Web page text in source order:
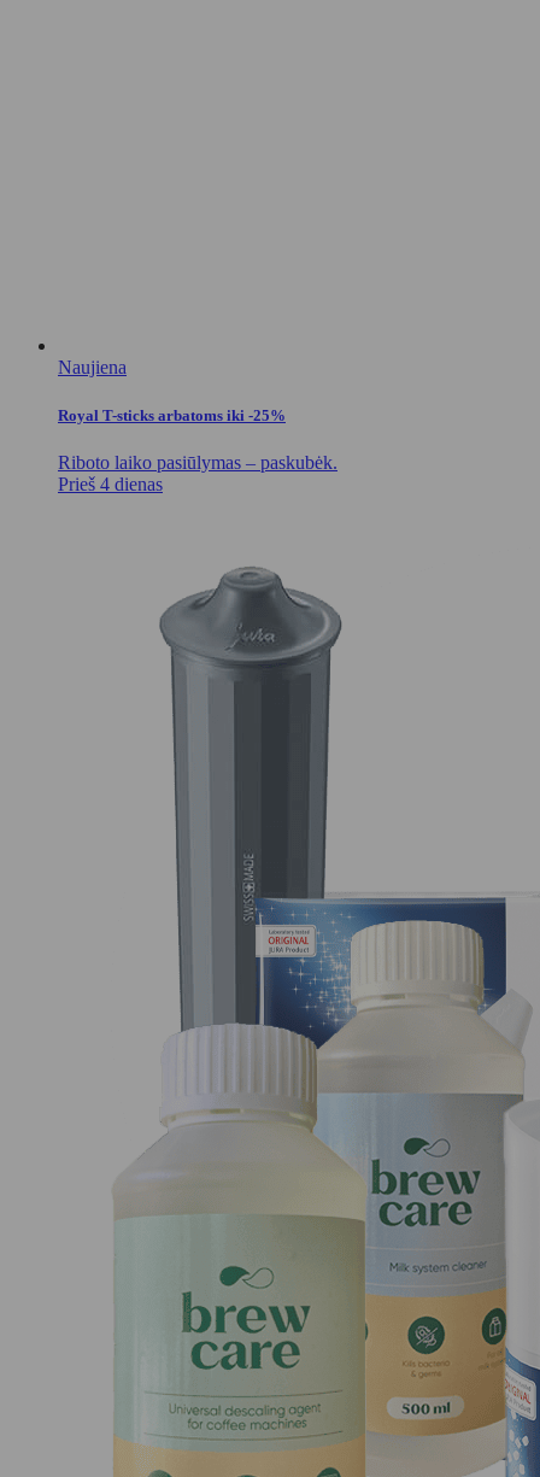
Naujiena
Royal T-sticks arbatoms iki -25%
Riboto laiko pasiūlymas – paskubėk.
Prieš 4 dienas